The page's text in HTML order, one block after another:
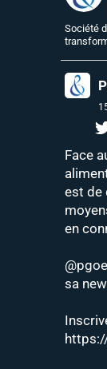
Société
Face
est de
en
sa